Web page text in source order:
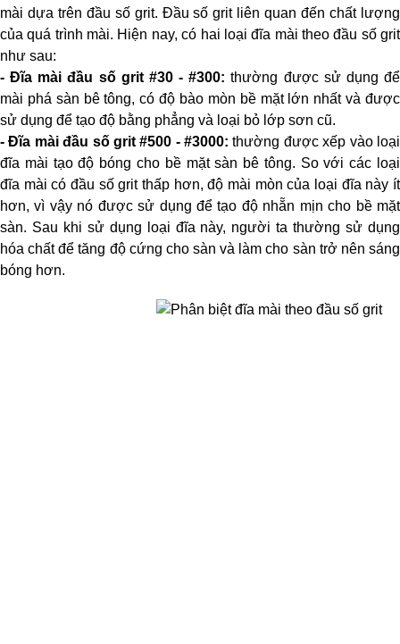
mài dựa trên đầu số grit. Đầu số grit liên quan đến chất lượng
của quá trình mài. Hiện nay, có hai loại đĩa mài theo đầu số grit
như sau:
- Đĩa mài đầu số grit #30 - #300: thường được sử dụng để
mài phá sàn bê tông, có độ bào mòn bề mặt lớn nhất và được
sử dụng để tạo độ bằng phẳng và loại bỏ lớp sơn cũ.
- Đĩa mài đầu số grit #500 - #3000: thường được xếp vào loại
đĩa mài tạo độ bóng cho bề mặt sàn bê tông. So với các loại
đĩa mài có đầu số grit thấp hơn, độ mài mòn của loại đĩa này ít
hơn, vì vậy nó được sử dụng để tạo độ nhẵn mịn cho bề mặt
sàn. Sau khi sử dụng loại đĩa này, người ta thường sử dụng
hóa chất để tăng độ cứng cho sàn và làm cho sàn trở nên sáng
bóng hơn.